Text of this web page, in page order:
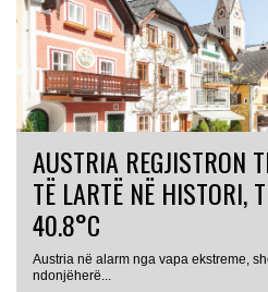
AUSTRIA REGJISTRON
TË LARTË NË HISTORI,
40.8°C
Austria në alarm nga vapa ekstreme,
ndonjëherë...
AUSTRI